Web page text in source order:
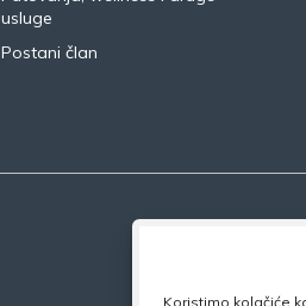
Koristimo kolačiće
usluge
Postani član